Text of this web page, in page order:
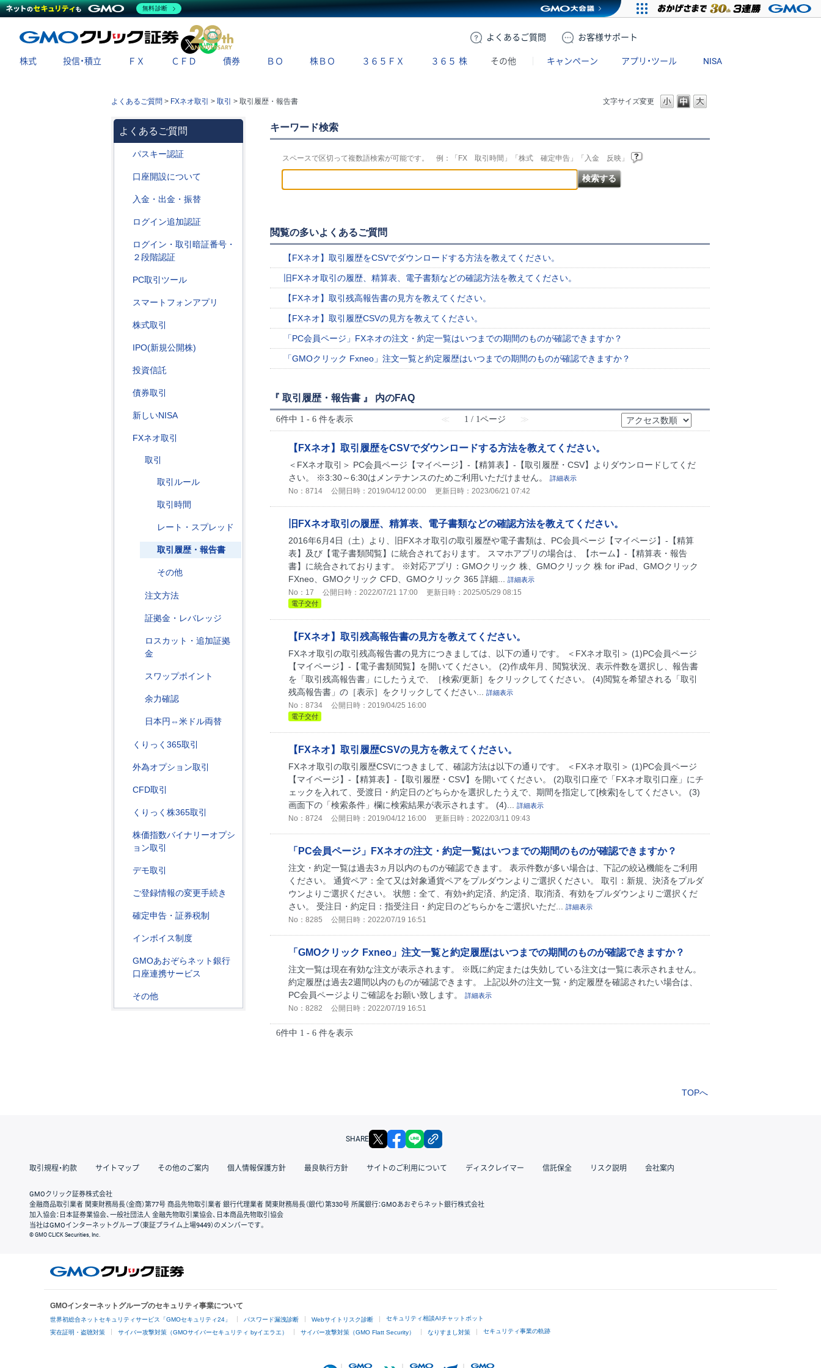
よくある ご質問 お客様サポート
X
株式 投信・積立 ＦＸ ＣＦＤ 債券 ＢＯ 株ＢＯ ３６５ＦＸ ３６５ 株 その他 キャンペーン アプリ・ツール NISA
文字サイズ変更
よくあるご質問 > FXネオ取引 > 取引 > 取引履歴・報告書
よくあるご質問
パスキー認証
口座開設について
入金・出金・振替
ログイン追加認証
ログイン・取引暗証番号・
２段階認証
PC取引ツール
スマートフォンアプリ
株式取引
IPO(新規公開株)
投資信託
債券取引
新しいNISA
FXネオ取引
取引
取引ルール
取引時間
レート・スプレッド
取引履歴・報告書
その他
注文方法
証拠金・レバレッジ
ロスカット・追加証拠
金
スワップポイント
余力確認
日本円⇔米ドル両替
くりっく365取引
外為オプション取引
CFD取引
くりっく株365取引
株価指数バイナリーオプシ
ョン取引
デモ取引
ご登録情報の変更手続き
確定申告・証券税制
インボイス制度
GMOあおぞらネット銀行
口座連携サービス
その他
キーワード検索
スペースで区切って複数語検索が可能です。 例：「FX 取引時間」「株式 確定申告」「入金 反映」
閲覧の多いよくあるご質問
【FXネオ】取引履歴をCSVでダウンロードする方法を教えてください。
旧FXネオ取引の履歴、精算表、電子書類などの確認方法を教えてください。
【FXネオ】取引残高報告書の見方を教えてください。
【FXネオ】取引履歴CSVの見方を教えてください。
「PC会員ページ」FXネオの注文・約定一覧はいつまでの期間のものが確認できますか？
「GMOクリック Fxneo」注文一覧と約定履歴はいつまでの期間のものが確認できますか？
『 取引履歴・報告書 』 内のFAQ
6件中 1 - 6 件を表示 ≪ 1 / 1ページ ≫
【FXネオ】取引履歴をCSVでダウンロードする方法を教えてください。
＜FXネオ取引＞ PC会員ページ【マイページ】-【精算表】-【取引履歴・CSV】よりダウンロードしてくだ
さい。 ※3:30～6:30はメンテナンスのためご利用いただけません。
詳細表示
No：8714 公開日時：2019/04/12 00:00 更新日時：2023/06/21 07:42
旧FXネオ取引の履歴、精算表、電子書類などの確認方法を教えてください。
2016年6月4日（土）より、旧FXネオ取引の取引履歴や電子書類は、PC会員ページ【マイページ】-【精算
表】及び【電子書類閲覧】に統合されております。 スマホアプリの場合は、【ホーム】-【精算表・報告
書】に統合されております。 ※対応アプリ：GMOクリック 株、GMOクリック 株 for iPad、GMOクリック
FXneo、GMOクリック CFD、GMOクリック 365 詳細...
詳細表示
No：17 公開日時：2022/07/21 17:00 更新日時：2025/05/29 08:15
電子交付
【FXネオ】取引残高報告書の見方を教えてください。
FXネオ取引の取引残高報告書の見方につきましては、以下の通りです。 ＜FXネオ取引＞ (1)PC会員ページ
【マイページ】-【電子書類閲覧】を開いてください。 (2)作成年月、閲覧状況、表示件数を選択し、報告書
を「取引残高報告書」にしたうえで、［検索/更新］をクリックしてください。 (4)閲覧を希望される「取引
残高報告書」の［表示］をクリックしてください...
詳細表示
No：8734 公開日時：2019/04/25 16:00
電子交付
【FXネオ】取引履歴CSVの見方を教えてください。
FXネオ取引の取引履歴CSVにつきまして、確認方法は以下の通りです。 ＜FXネオ取引＞ (1)PC会員ページ
【マイページ】-【精算表】-【取引履歴・CSV】を開いてください。 (2)取引口座で「FXネオ取引口座」にチ
ェックを入れて、受渡日・約定日のどちらかを選択したうえで、期間を指定して[検索]をしてください。 (3)
画面下の「検索条件」欄に検索結果が表示されます。 (4)...
詳細表示
No：8724 公開日時：2019/04/12 16:00 更新日時：2022/03/11 09:43
「PC会員ページ」FXネオの注文・約定一覧はいつまでの期間のものが確認できますか？
注文・約定一覧は過去3ヵ月以内のものが確認できます。 表示件数が多い場合は、下記の絞込機能をご利用
ください。 通貨ペア：全て又は対象通貨ペアをプルダウンよりご選択ください。 取引：新規、決済をプルダ
ウンよりご選択ください。 状態：全て、有効+約定済、約定済、取消済、有効をプルダウンよりご選択くだ
さい。 受注日・約定日：指受注日・約定日のどちらかをご選択いただ...
詳細表示
No：8285 公開日時：2022/07/19 16:51
「GMOクリック Fxneo」注文一覧と約定履歴はいつまでの期間のものが確認できますか？
注文一覧は現在有効な注文が表示されます。 ※既に約定または失効している注文は一覧に表示されません。
約定履歴は過去2週間以内のものが確認できます。 上記以外の注文一覧・約定履歴を確認されたい場合は、
PC会員ページよりご確認をお願い致します。
詳細表示
No：8282 公開日時：2022/07/19 16:51
6件中 1 - 6 件を表示
TOPへ
SHARE X facebook
取引規程・約款 サイトマップ その他のご案内 個人情報保護方針 最良執行方針 サイトのご利用について ディスクレイマー 信託保全 リスク説明 会社案内
GMOクリック証券株式会社
金融商品取引業者 関東財務局長（金商）第77号 商品先物取引業者 銀行代理業者 関東財務局長（銀代）第330号 所属銀行：GMOあおぞらネット銀行株式会社
加入協会：日本証券業協会、一般社団法人 金融先物取引業協会、日本商品先物取引協会
当社はGMOインターネットグループ（東証プライム上場9449）のメンバーです。
© GMO CLICK Securities, Inc.
GMOインターネットグループのセキュリティ事業について
世界初総合ネットセキュリティサービス「GMOセキュリティ24」 パスワード漏洩診断 Webサイトリスク診断 セキュリティ相談AIチャットボット
実在証明・盗聴対策 サイバー攻撃対策（GMOサイバーセキュリティ byイエラエ） サイバー攻撃対策（GMO Flatt Security） なりすまし対策 セキュリティ事業の軌跡
無料診断